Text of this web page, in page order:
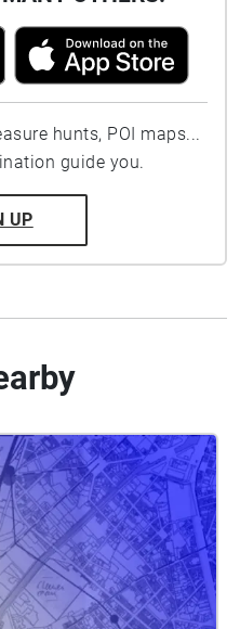
hunts, POI maps...
guide you.
UP